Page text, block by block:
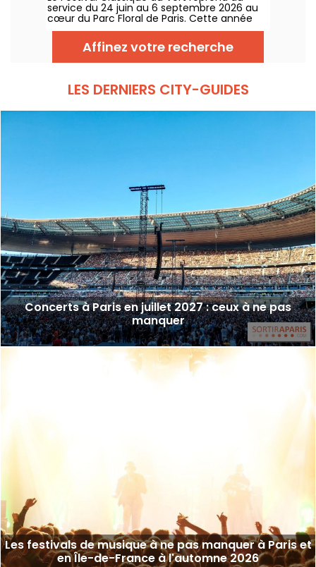
service du 24 juin au 6 septembre 2026 au
cœur du Parc Floral de Paris. Cette année
encore, Classique au Vert invite les
mélomanes et les néophytes à prendre du
bon tempo et du beau temps auprès
d’artistes reconnus et en devenir.
Affinez votre recherche
LES DERNIERS CITY-GUIDES
Concerts à Paris en juillet 2027 : ceux à ne pas
manquer
Les festivals de musique à ne pas manquer à Paris et
en Île-de-France à l'automne 2026